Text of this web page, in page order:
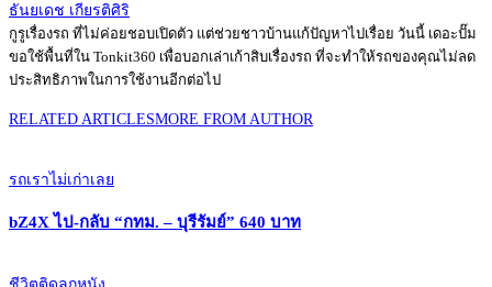
ธันยเดช เกียรติศิริ
กูรูเรื่องรถ ที่ไม่ค่อยชอบเปิดตัว แต่ช่วยชาวบ้านแก้ปัญหาไปเรื่อย วันนี้ เดอะปั๊ม
ขอใช้พื้นที่ใน Tonkit360 เพื่อบอกเล่าเก้าสิบเรื่องรถ ที่จะทำให้รถของคุณไม่ลด
ประสิทธิภาพในการใช้งานอีกต่อไป
RELATED ARTICLESMORE FROM AUTHOR
รถเราไม่เก่าเลย
bZ4X ไป-กลับ “กทม. – บุรีรัมย์” 640 บาท